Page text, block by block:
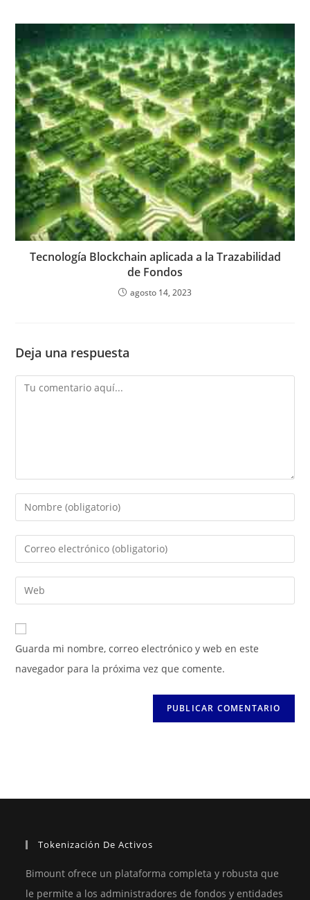
Tecnología Blockchain aplicada a la Trazabilidad
de Fondos
agosto 14, 2023
Deja una respuesta
Comentario
Introduce
tu
nombre
o
nombre
de
usuario
para
comentar
Introduce
tu
dirección
de
correo
electrónico
para
Introduce
la
URL
de
tu
Guarda mi nombre, correo electrónico y web en este
navegador para la próxima vez que comente.
Tokenización De Activos
Bimount ofrece un plataforma completa y robusta que
le permite a los administradores de fondos y entidades